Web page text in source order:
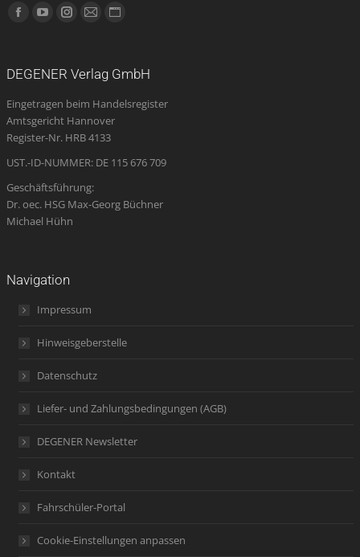
Finden Sie uns auf:
Facebook
new
window
YouTube
new
window
Instagram
new
window
E-
opens
in
new
Website
new
DEGENER Verlag GmbH
Eingetragen beim Handelsregister
Amtsgericht Hannover
Register-Nr. HRB 4133
UST.-ID-NUMMER: DE 115 676 709
Geschäftsführung:
Dr. oec. HSG Max-Georg Büchner
Michael Hühn
Navigation
Impressum
Hinweisgeberstelle
Datenschutz
Liefer- und Zahlungsbedingungen (AGB)
DEGENER Newsletter
Kontakt
Fahrschüler-Portal
Cookie-Einstellungen anpassen